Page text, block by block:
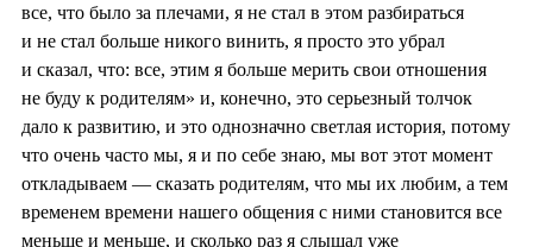
все, что было за плечами, я не стал в этом разбираться
и не стал больше никого винить, я просто это убрал
и сказал, что: все, этим я больше мерить свои отношения
не буду к родителям» и, конечно, это серьезный толчок
дало к развитию, и это однозначно светлая история, потому
что очень часто мы, я и по себе знаю, мы вот этот момент
откладываем — сказать родителям, что мы их любим, а тем
временем времени нашего общения с ними становится все
меньше и меньше, и сколько раз я слышал уже